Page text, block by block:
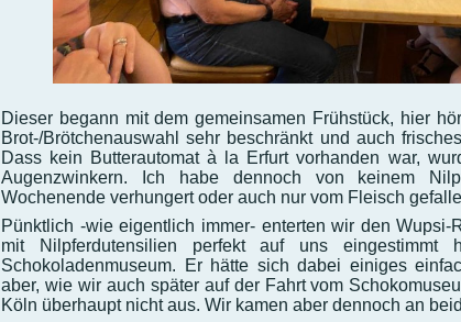
Dieser begann mit dem gemeinsamen Frühstück, hier
Brot-/Brötchenauswahl sehr beschränkt und auch
Dass kein Butterautomat à la Erfurt vorhanden war,
Augenzwinkern. Ich habe dennoch von keinem
Wochenende verhungert oder auch nur vom Fleisch
Pünktlich -wie eigentlich immer- enterten wir den
mit Nilpferdutensilien perfekt auf uns
Schokoladenmuseum. Er hätte sich dabei einiges
aber, wie wir auch später auf der Fahrt vom
Köln überhaupt nicht aus. Wir kamen aber dennoch an